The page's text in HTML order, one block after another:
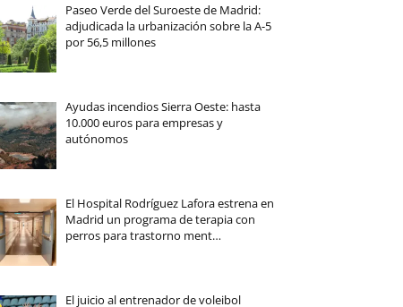
Paseo Verde del Suroeste de Madrid:
adjudicada la urbanización sobre la A-5
por 56,5 millones
Ayudas incendios Sierra Oeste: hasta
10.000 euros para empresas y
autónomos
El Hospital Rodríguez Lafora estrena en
Madrid un programa de terapia con
perros para trastorno ment…
El juicio al entrenador de voleibol